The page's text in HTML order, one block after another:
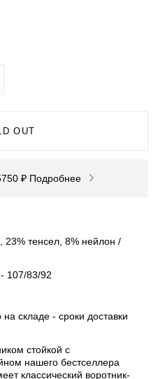
OUT
5750 ₽ Подробнее
23% тенсел, 8% нейлон /
107/83/92
складе - сроки доставки
стойкой с
нашего бестселлера
классический воротник-